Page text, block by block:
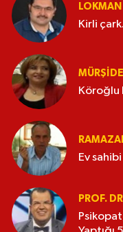
Kirli
Köroğlu
Ev
PROF.